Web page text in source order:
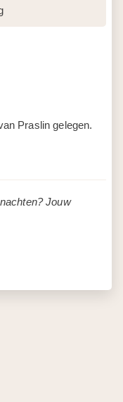
Praslin gelegen.
Jouw